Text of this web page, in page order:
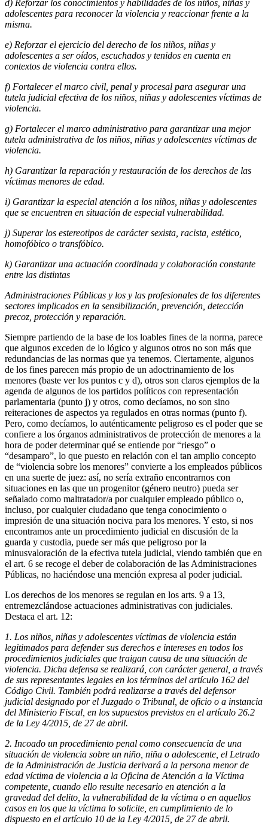
d) Reforzar los conocimientos y habilidades de los niños, niñas y
adolescentes para reconocer la violencia y reaccionar frente a la
misma.
e) Reforzar el ejercicio del derecho de los niños, niñas y
adolescentes a ser oídos, escuchados y tenidos en cuenta en
contextos de violencia contra ellos.
f) Fortalecer el marco civil, penal y procesal para asegurar una
tutela judicial efectiva de los niños, niñas y adolescentes víctimas de
violencia.
g) Fortalecer el marco administrativo para garantizar una mejor
tutela administrativa de los niños, niñas y adolescentes víctimas de
violencia.
h) Garantizar la reparación y restauración de los derechos de las
víctimas menores de edad.
i) Garantizar la especial atención a los niños, niñas y adolescentes
que se encuentren en situación de especial vulnerabilidad.
j) Superar los estereotipos de carácter sexista, racista, estético,
homofóbico o transfóbico.
k) Garantizar una actuación coordinada y colaboración constante
entre las distintas
Administraciones Públicas y los y las profesionales de los diferentes
sectores implicados en la sensibilización, prevención, detección
precoz, protección y reparación.
Siempre partiendo de la base de los loables fines de la norma, parece
que algunos exceden de lo lógico y algunos otros no son más que
redundancias de las normas que ya tenemos. Ciertamente, algunos
de los fines parecen más propio de un adoctrinamiento de los
menores (baste ver los puntos c y d), otros son claros ejemplos de la
agenda de algunos de los partidos políticos con representación
parlamentaria (punto j) y otros, como decíamos, no son sino
reiteraciones de aspectos ya regulados en otras normas (punto f).
Pero, como decíamos, lo auténticamente peligroso es el poder que se
confiere a los órganos administrativos de protección de menores a la
hora de poder determinar qué se entiende por “riesgo” o
“desamparo”, lo que puesto en relación con el tan amplio concepto
de “violencia sobre los menores” convierte a los empleados públicos
en una suerte de juez: así, no sería extraño encontrarnos con
situaciones en las que un progenitor (género neutro) pueda ser
señalado como maltratador/a por cualquier empleado público o,
incluso, por cualquier ciudadano que tenga conocimiento o
impresión de una situación nociva para los menores. Y esto, si nos
encontramos ante un procedimiento judicial en discusión de la
guarda y custodia, puede ser más que peligroso por la
minusvaloración de la efectiva tutela judicial, viendo también que en
el art. 6 se recoge el deber de colaboración de las Administraciones
Públicas, no haciéndose una mención expresa al poder judicial.
Los derechos de los menores se regulan en los arts. 9 a 13,
entremezclándose actuaciones administrativas con judiciales.
Destaca el art. 12:
1. Los niños, niñas y adolescentes víctimas de violencia están
legitimados para defender sus derechos e intereses en todos los
procedimientos judiciales que traigan causa de una situación de
violencia. Dicha defensa se realizará, con carácter general, a través
de sus representantes legales en los términos del artículo 162 del
Código Civil. También podrá realizarse a través del defensor
judicial designado por el Juzgado o Tribunal, de oficio o a instancia
del Ministerio Fiscal, en los supuestos previstos en el artículo 26.2
de la Ley 4/2015, de 27 de abril.
2. Incoado un procedimiento penal como consecuencia de una
situación de violencia sobre un niño, niña o adolescente, el Letrado
de la Administración de Justicia derivará a la persona menor de
edad víctima de violencia a la Oficina de Atención a la Víctima
competente, cuando ello resulte necesario en atención a la
gravedad del delito, la vulnerabilidad de la víctima o en aquellos
casos en los que la víctima lo solicite, en cumplimiento de lo
dispuesto en el artículo 10 de la Ley 4/2015, de 27 de abril.